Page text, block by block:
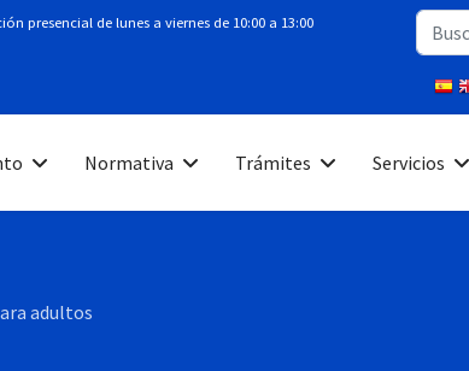
presencial de lunes a viernes de 10:00 a 13:00 Buscar
Normativa Trámites Servicios
adultos